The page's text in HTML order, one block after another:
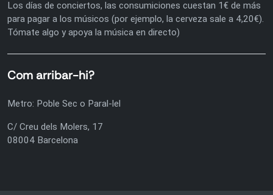
Los días de conciertos, las consumiciones cuestan 1€ de más
para pagar a los músicos (por ejemplo, la cerveza sale a 4,20€).
Tómate algo y apoya la música en directo)
Com arribar-hi?
Metro: Poble Sec o Paral-lel
C/ Creu dels Molers, 17
08004 Barcelona